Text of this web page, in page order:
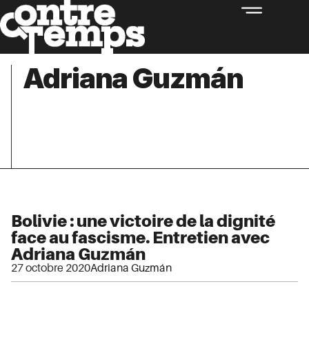
Adriana Guzmán
Bolivie : une victoire de la dignité
face au fascisme. Entretien avec
Adriana Guzmán
27 octobre 2020Adriana Guzmán